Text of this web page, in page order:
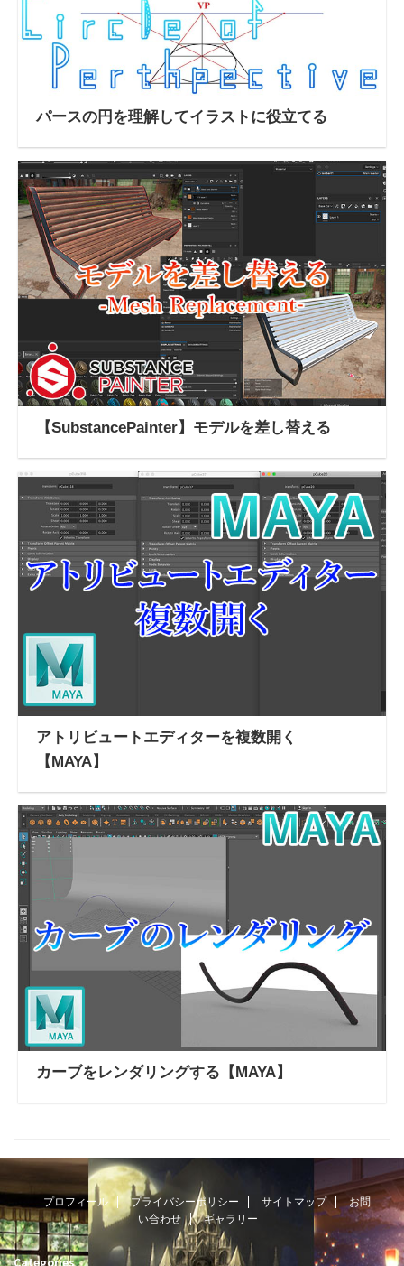
パースの円を理解してイラストに役立てる
【SubstancePainter】モデルを差し替える
アトリビュートエディターを複数開く
【MAYA】
カーブをレンダリングする【MAYA】
プロフィール プライバシーポリシー サイトマップ
お問
い合わせ
ギャラリー
Categories